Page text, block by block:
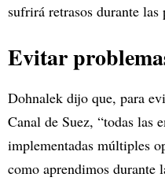
sufrirá retrasos durante las
Evitar
Dohnalek dijo que, para
Canal de Suez, “todas las
implementadas múltiples
como aprendimos durante